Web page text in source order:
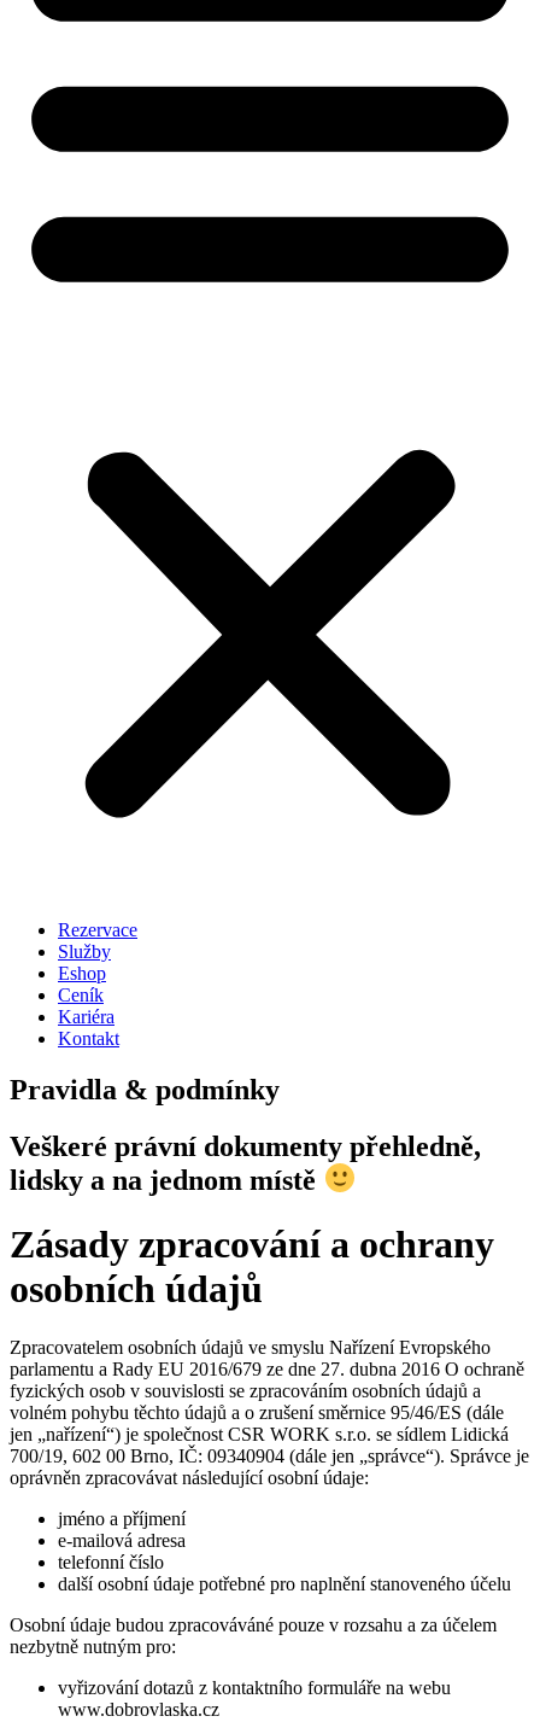
Rezervace
Služby
Eshop
Ceník
Kariéra
Kontakt
Pravidla & podmínky
Veškeré právní dokumenty přehledně,
lidsky a na jednom místě
Zásady zpracování a ochrany
osobních údajů
Zpracovatelem osobních údajů ve smyslu Nařízení Evropského
parlamentu a Rady EU 2016/679 ze dne 27. dubna 2016 O ochraně
fyzických osob v souvislosti se zpracováním osobních údajů a
volném pohybu těchto údajů a o zrušení směrnice 95/46/ES (dále
jen „nařízení“) je společnost CSR WORK s.r.o. se sídlem Lidická
700/19, 602 00 Brno, IČ: 09340904 (dále jen „správce“). Správce je
oprávněn zpracovávat následující osobní údaje:
jméno a příjmení
e-mailová adresa
telefonní číslo
další osobní údaje potřebné pro naplnění stanoveného účelu
Osobní údaje budou zpracováváné pouze v rozsahu a za účelem
nezbytně nutným pro:
vyřizování dotazů z kontaktního formuláře na webu
www.dobrovlaska.cz